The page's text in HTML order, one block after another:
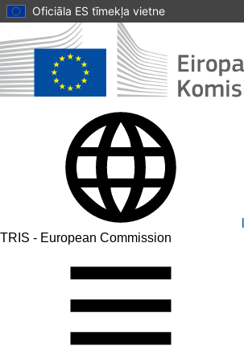
Skip to main content
Oficiāla ES tīmekļa vietne
TRIS - European Commission